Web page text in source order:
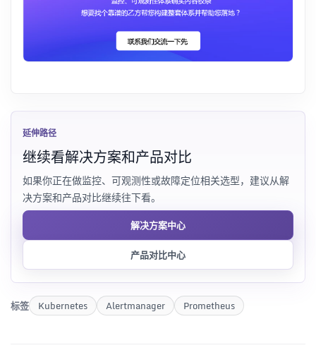
延伸路径
继续看解决方案和产品对比
如果你正在做监控、可观测性或故障定位相关选型，建议从解
决方案和产品对比继续往下看。
解决方案中心
产品对比中心
标签 Kubernetes Alertmanager Prometheus